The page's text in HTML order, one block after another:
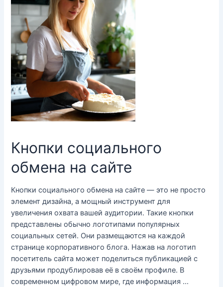
Кнопки социального
обмена на сайте
Кнопки социального обмена на сайте — это не просто
элемент дизайна, а мощный инструмент для
увеличения охвата вашей аудитории. Такие кнопки
представлены обычно логотипами популярных
социальных сетей. Они размещаются на каждой
странице корпоративного блога. Нажав на логотип
посетитель сайта может поделиться публикацией с
друзьями продублировав её в своём профиле. В
современном цифровом мире, где информация …